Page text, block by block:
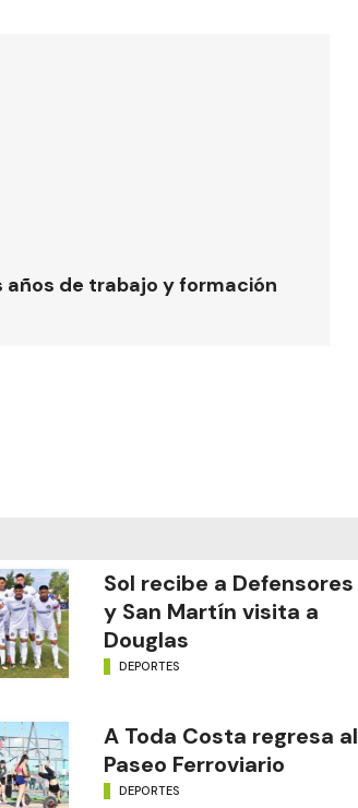
de trabajo y formación
Sol recibe a Defensores
y San Martín visita a
Douglas
DEPORTES
A Toda Costa regresa al
Paseo Ferroviario
DEPORTES